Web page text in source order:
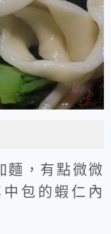
麵，有點微微
包的蝦仁內